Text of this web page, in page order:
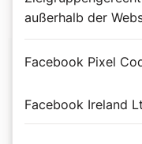
außerhalb der
Facebook Pixel
Facebook Ireland